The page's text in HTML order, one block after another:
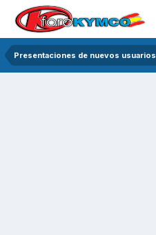
Presentaciones de nuevos usuarios